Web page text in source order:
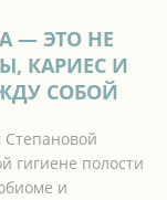
— ЭТО НЕ
КАРИЕС И
СОБОЙ
Степановой
гигиене полости
и